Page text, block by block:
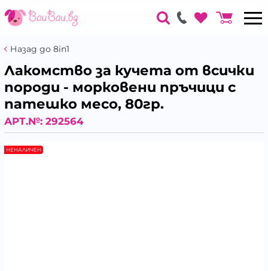
Назад до 8in1
Лакомство за кучета от всички
породи - морковени пръчици с
патешко месо, 80гр.
АРТ.№: 292564
НЕНАЛИЧЕН